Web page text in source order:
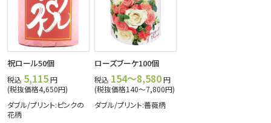
祝ロール50個
税込 5,115円
(税抜価格4,650円)
ダブル/プリント:ピンクの
花柄
ローズブーケ100個
税込 154～8,580円
(税抜価格140～7,800円)
ダブル/プリント:薔薇柄